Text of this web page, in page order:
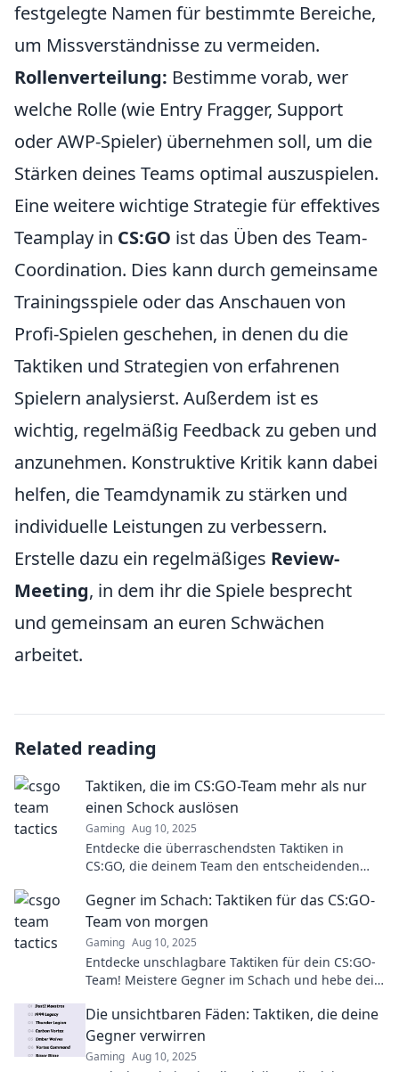
festgelegte Namen für bestimmte Bereiche,
um Missverständnisse zu vermeiden.
Rollenverteilung: Bestimme vorab, wer
welche Rolle (wie Entry Fragger, Support
oder AWP-Spieler) übernehmen soll, um die
Stärken deines Teams optimal auszuspielen.
Eine weitere wichtige Strategie für effektives
Teamplay in CS:GO ist das Üben des Team-
Coordination. Dies kann durch gemeinsame
Trainingsspiele oder das Anschauen von
Profi-Spielen geschehen, in denen du die
Taktiken und Strategien von erfahrenen
Spielern analysierst. Außerdem ist es
wichtig, regelmäßig Feedback zu geben und
anzunehmen. Konstruktive Kritik kann dabei
helfen, die Teamdynamik zu stärken und
individuelle Leistungen zu verbessern.
Erstelle dazu ein regelmäßiges Review-
Meeting, in dem ihr die Spiele besprecht
und gemeinsam an euren Schwächen
arbeitet.
Related reading
Taktiken, die im CS:GO-Team mehr als nur
einen Schock auslösen
Gaming Aug 10, 2025
Entdecke die überraschendsten Taktiken in
CS:GO, die deinem Team den entscheidenden
Gegner im Schach: Taktiken für das CS:GO-
Team von morgen
Gaming Aug 10, 2025
Entdecke unschlagbare Taktiken für dein CS:GO-
Team! Meistere Gegner im Schach und hebe dein
Die unsichtbaren Fäden: Taktiken, die deine
Gegner verwirren
Gaming Aug 10, 2025